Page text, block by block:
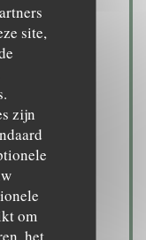
site,
zijn
om
het
toegang,
Contact,
Titres, Visa,
Debetkaart